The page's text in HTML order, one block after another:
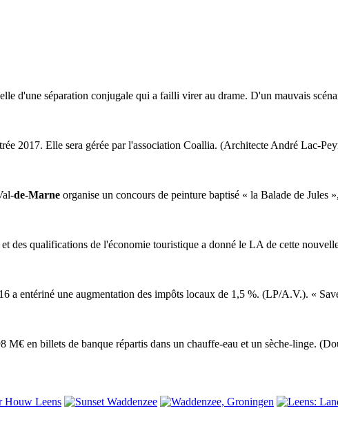
d'une séparation conjugale qui a failli virer au drame. D'un mauvais
2017. Elle sera gérée par l'association Coallia. (Architecte André Lac-
de-Marne organise un concours de peinture baptisé « la Balade de Jules
des qualifications de l'économie touristique a donné le LA de cette
entériné une augmentation des impôts locaux de 1,5 %. (LP/A.V.). «
M€ en billets de banque répartis dans un chauffe-eau et un sèche-linge.